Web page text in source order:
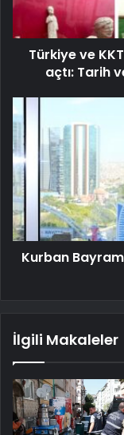
Türkiye ve
açtı: Tarih
Kurban
İlgili Makaleler